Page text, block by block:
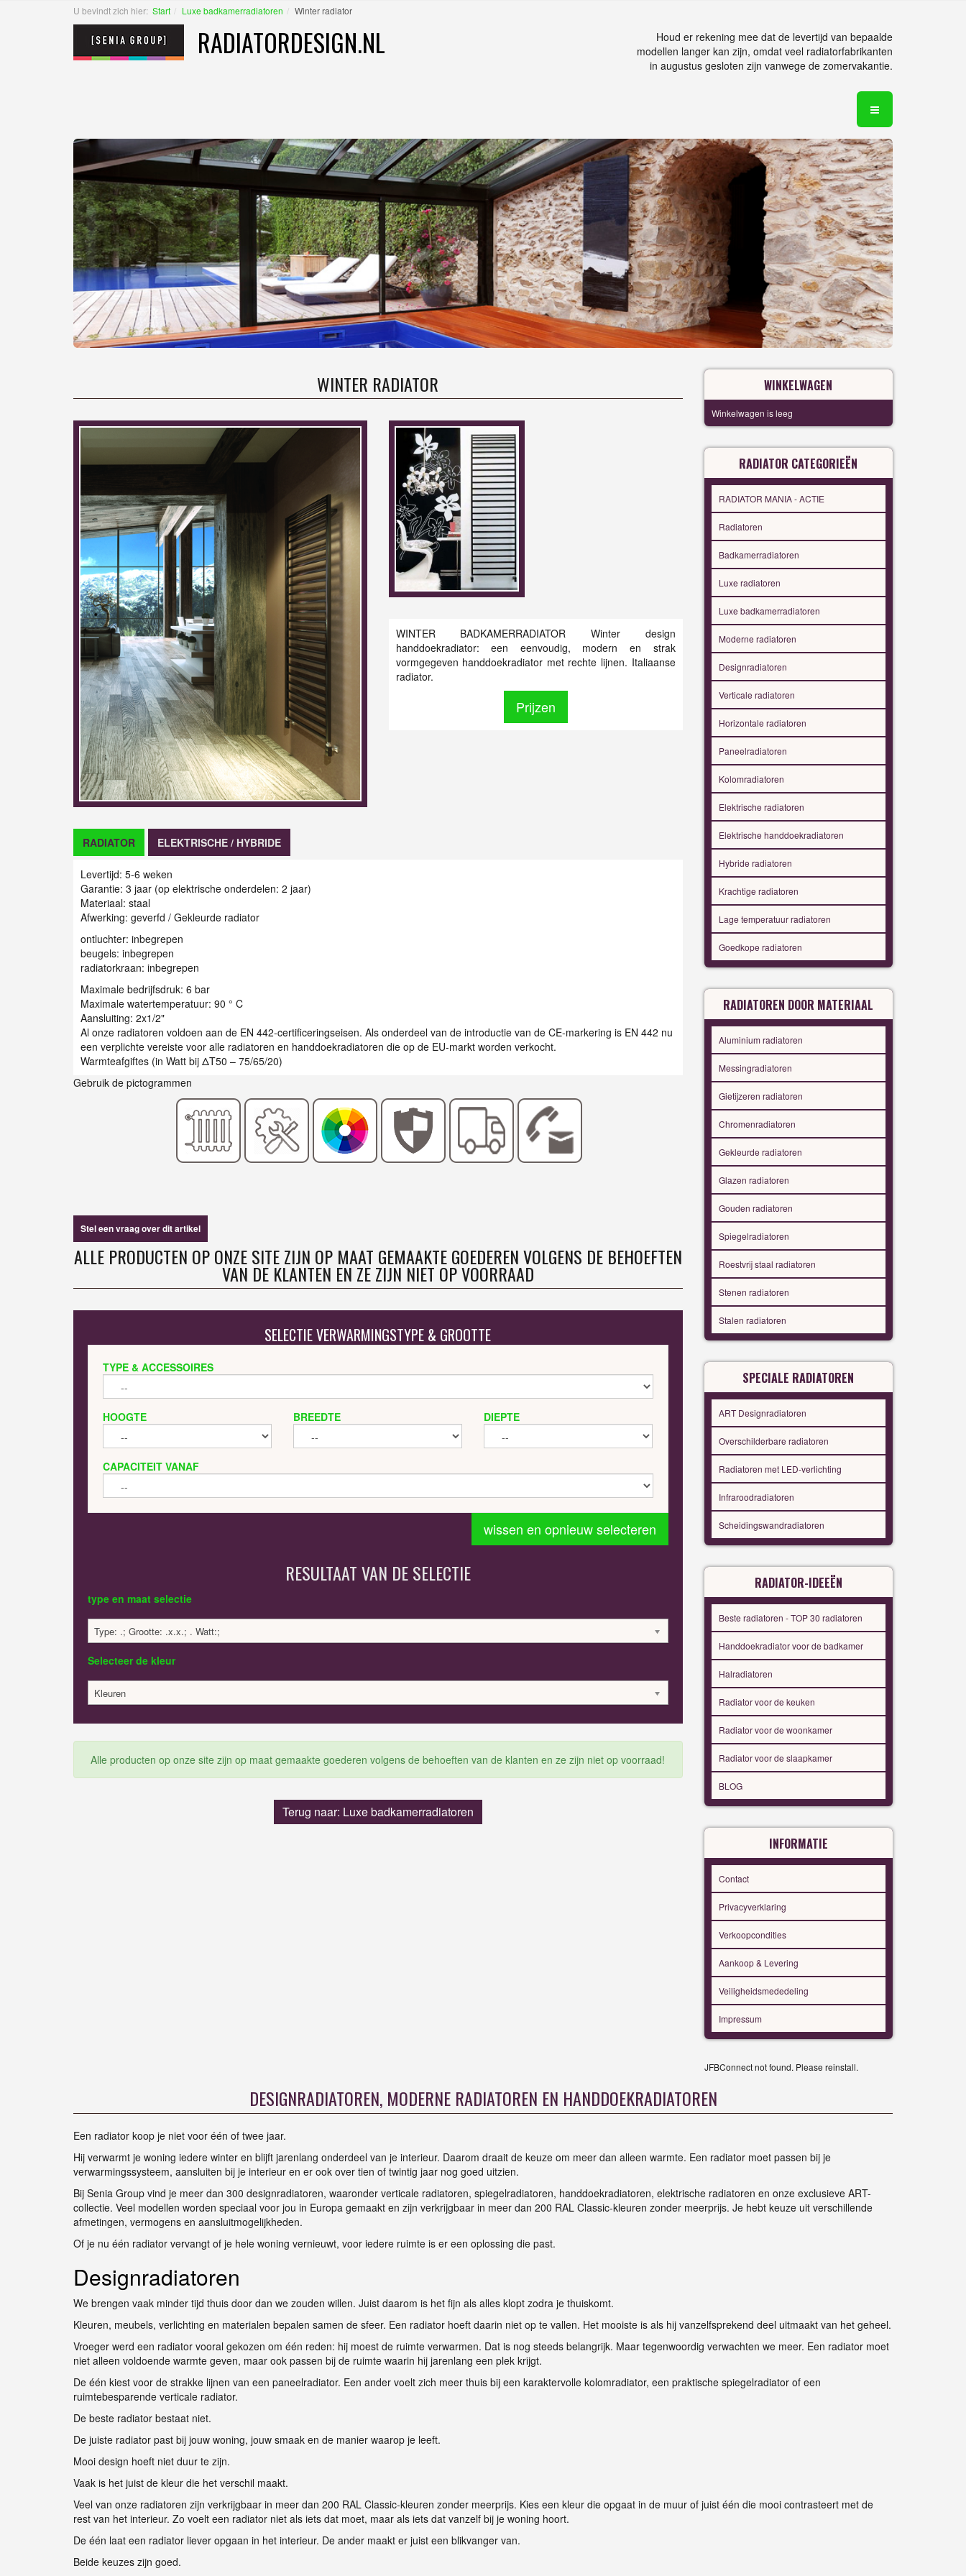
U bevindt zich hier: Start Luxe badkamerradiatoren Winter radiator
RADIATORDESIGN.NL
Houd er rekening mee dat de levertijd van bepaalde
modellen langer kan zijn, omdat veel radiatorfabrikanten
in augustus gesloten zijn vanwege de zomervakantie.
WINTER RADIATOR
WINTER BADKAMERRADIATOR Winter design
handdoekradiator: een eenvoudig, modern en strak
vormgegeven handdoekradiator met rechte lijnen. Italiaanse
radiator.
Prijzen
RADIATOR ELEKTRISCHE / HYBRIDE
Levertijd: 5-6 weken
Garantie: 3 jaar (op elektrische onderdelen: 2 jaar)
Materiaal: staal
Afwerking: geverfd / Gekleurde radiator
ontluchter: inbegrepen
beugels: inbegrepen
radiatorkraan: inbegrepen
Maximale bedrijfsdruk: 6 bar
Maximale watertemperatuur: 90 ° C
Aansluiting: 2x1/2"
Al onze radiatoren voldoen aan de EN 442-certificeringseisen. Als onderdeel van de introductie van de CE-markering is EN 442 nu
een verplichte vereiste voor alle radiatoren en handdoekradiatoren die op de EU-markt worden verkocht.
Warmteafgiftes (in Watt bij ΔT50 – 75/65/20)
Gebruik de pictogrammen
Stel een vraag over dit artikel
ALLE PRODUCTEN OP ONZE SITE ZIJN OP MAAT GEMAAKTE GOEDEREN VOLGENS DE BEHOEFTEN
VAN DE KLANTEN EN ZE ZIJN NIET OP VOORRAAD
SELECTIE VERWARMINGSTYPE & GROOTTE
TYPE & ACCESSOIRES
HOOGTE BREEDTE DIEPTE
CAPACITEIT VANAF
wissen en opnieuw selecteren
RESULTAAT VAN DE SELECTIE
type en maat selectie
Type: .; Grootte: .x.x.; . Watt:;
Selecteer de kleur
Kleuren
Alle producten op onze site zijn op maat gemaakte goederen volgens de behoeften van de klanten en ze zijn niet op voorraad!
Terug naar: Luxe badkamerradiatoren
WINKELWAGEN
Winkelwagen is leeg
RADIATOR CATEGORIEËN
RADIATOR MANIA - ACTIE
Radiatoren
Badkamerradiatoren
Luxe radiatoren
Luxe badkamerradiatoren
Moderne radiatoren
Designradiatoren
Verticale radiatoren
Horizontale radiatoren
Paneelradiatoren
Kolomradiatoren
Elektrische radiatoren
Elektrische handdoekradiatoren
Hybride radiatoren
Krachtige radiatoren
Lage temperatuur radiatoren
Goedkope radiatoren
RADIATOREN DOOR MATERIAAL
Aluminium radiatoren
Messingradiatoren
Gietijzeren radiatoren
Chromenradiatoren
Gekleurde radiatoren
Glazen radiatoren
Gouden radiatoren
Spiegelradiatoren
Roestvrij staal radiatoren
Stenen radiatoren
Stalen radiatoren
SPECIALE RADIATOREN
ART Designradiatoren
Overschilderbare radiatoren
Radiatoren met LED-verlichting
Infraroodradiatoren
Scheidingswandradiatoren
RADIATOR-IDEEËN
Beste radiatoren - TOP 30 radiatoren
Handdoekradiator voor de badkamer
Halradiatoren
Radiator voor de keuken
Radiator voor de woonkamer
Radiator voor de slaapkamer
BLOG
INFORMATIE
Contact
Privacyverklaring
Verkoopcondities
Aankoop & Levering
Veiligheidsmededeling
Impressum
JFBConnect not found. Please reinstall.
DESIGNRADIATOREN, MODERNE RADIATOREN EN HANDDOEKRADIATOREN
Een radiator koop je niet voor één of twee jaar.
Hij verwarmt je woning iedere winter en blijft jarenlang onderdeel van je interieur. Daarom draait de keuze om meer dan alleen warmte. Een radiator moet passen bij je
verwarmingssysteem, aansluiten bij je interieur en er ook over tien of twintig jaar nog goed uitzien.
Bij Senia Group vind je meer dan 300 designradiatoren, waaronder verticale radiatoren, spiegelradiatoren, handdoekradiatoren, elektrische radiatoren en onze exclusieve ART-
collectie. Veel modellen worden speciaal voor jou in Europa gemaakt en zijn verkrijgbaar in meer dan 200 RAL Classic-kleuren zonder meerprijs. Je hebt keuze uit verschillende
afmetingen, vermogens en aansluitmogelijkheden.
Of je nu één radiator vervangt of je hele woning vernieuwt, voor iedere ruimte is er een oplossing die past.
Designradiatoren
We brengen vaak minder tijd thuis door dan we zouden willen. Juist daarom is het fijn als alles klopt zodra je thuiskomt.
Kleuren, meubels, verlichting en materialen bepalen samen de sfeer. Een radiator hoeft daarin niet op te vallen. Het mooiste is als hij vanzelfsprekend deel uitmaakt van het geheel.
Vroeger werd een radiator vooral gekozen om één reden: hij moest de ruimte verwarmen. Dat is nog steeds belangrijk. Maar tegenwoordig verwachten we meer. Een radiator moet
niet alleen voldoende warmte geven, maar ook passen bij de ruimte waarin hij jarenlang een plek krijgt.
De één kiest voor de strakke lijnen van een paneelradiator. Een ander voelt zich meer thuis bij een karaktervolle kolomradiator, een praktische spiegelradiator of een
ruimtebesparende verticale radiator.
De beste radiator bestaat niet.
De juiste radiator past bij jouw woning, jouw smaak en de manier waarop je leeft.
Mooi design hoeft niet duur te zijn.
Vaak is het juist de kleur die het verschil maakt.
Veel van onze radiatoren zijn verkrijgbaar in meer dan 200 RAL Classic-kleuren zonder meerprijs. Kies een kleur die opgaat in de muur of juist één die mooi contrasteert met de
rest van het interieur. Zo voelt een radiator niet als iets dat moet, maar als iets dat vanzelf bij je woning hoort.
De één laat een radiator liever opgaan in het interieur. De ander maakt er juist een blikvanger van.
Beide keuzes zijn goed.